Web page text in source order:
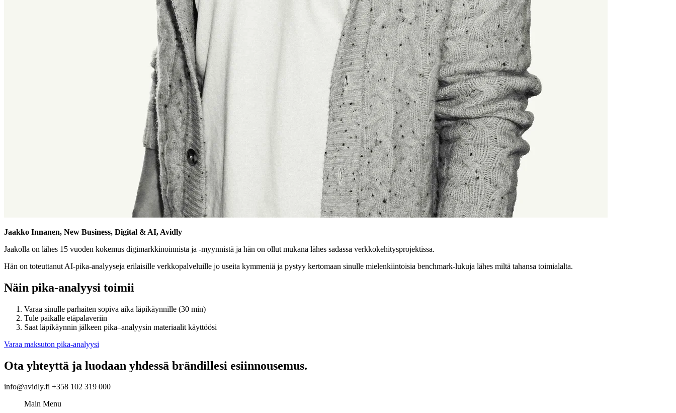
Jaakko Innanen, New Business, Digital & AI, Avidly
Jaakolla on lähes 15 vuoden kokemus digimarkkinoinnista ja -myynnistä ja hän on ollut mukana lähes sadassa verkkokehitysprojektissa.
Hän on toteuttanut AI-pika-analyyseja erilaisille verkkopalveluille jo useita kymmeniä ja pystyy kertomaan sinulle mielenkiintoisia benchmark-lukuja lähes miltä tahansa toimialalta.
Näin pika-analyysi toimii
Varaa sinulle parhaiten sopiva aika läpikäynnille (30 min)
Tule paikalle etäpalaveriin
Saat läpikäynnin jälkeen pika–analyysin materiaalit käyttöösi
Varaa maksuton pika-analyysi
Ota yhteyttä ja luodaan yhdessä brändillesi esiinnousemus.
info@avidly.fi +358 102 319 000
Main Menu